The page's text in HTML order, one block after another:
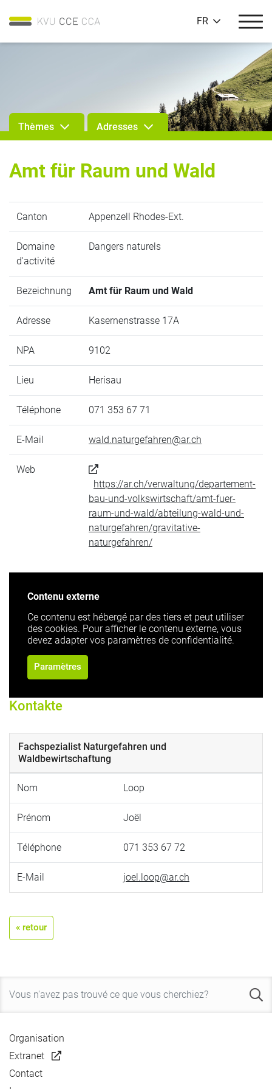
FR
Thèmes Adresses
Amt für Raum und Wald
Canton Appenzell Rhodes-Ext.
Domaine
d'activité
Dangers naturels
Bezeichnung Amt für Raum und Wald
Adresse Kasernenstrasse 17A
NPA 9102
Lieu Herisau
Téléphone 071 353 67 71
E-Mail wald.naturgefahren@ar.ch
Web
https://ar.ch/verwaltung/departement-
bau-und-volkswirtschaft/amt-fuer-
raum-und-wald/abteilung-wald-und-
naturgefahren/gravitative-
naturgefahren/
Contenu externe
Ce contenu est hébergé par des tiers et peut utiliser
des cookies. Pour afficher le contenu externe, vous
devez adapter vos paramètres de confidentialité.
Paramètres
Kontakte
Fachspezialist Naturgefahren und
Waldbewirtschaftung
Nom Loop
Prénom Joël
Téléphone 071 353 67 72
E-Mail joel.loop@ar.ch
« retour
Organisation
Extranet
Contact